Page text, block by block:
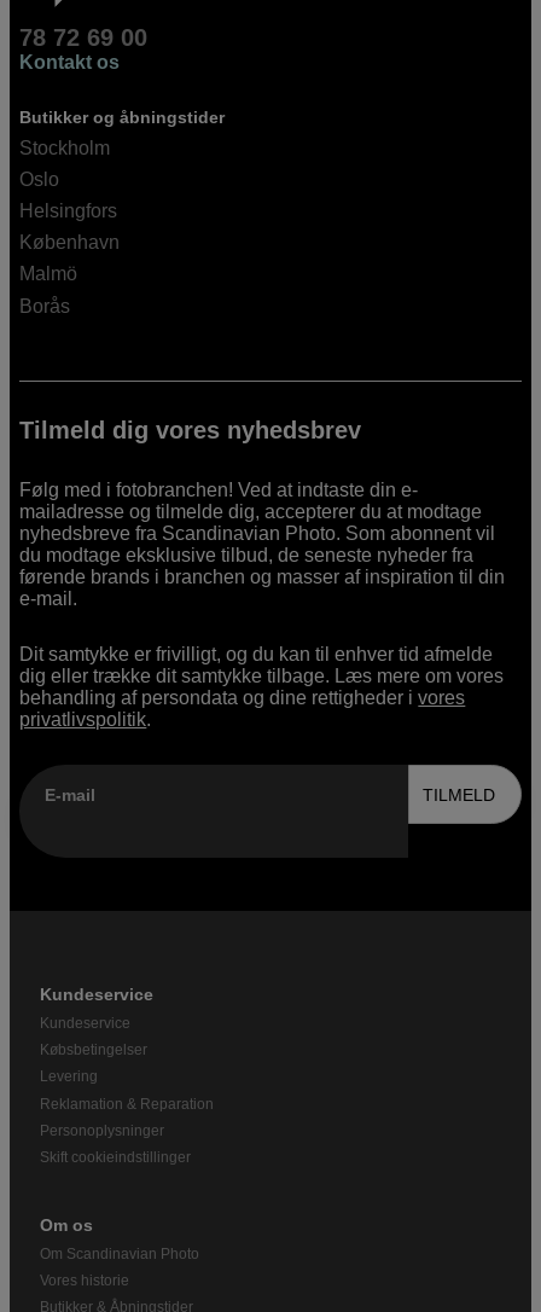
78 72 69 00
Kontakt os
Butikker og åbningstider
Stockholm
Oslo
Helsingfors
København
Malmö
Borås
Tilmeld dig vores nyhedsbrev
Følg med i fotobranchen! Ved at indtaste din e-
mailadresse og tilmelde dig, accepterer du at modtage
nyhedsbreve fra Scandinavian Photo. Som abonnent vil
du modtage eksklusive tilbud, de seneste nyheder fra
førende brands i branchen og masser af inspiration til din
e-mail.
Dit samtykke er frivilligt, og du kan til enhver tid afmelde
dig eller trække dit samtykke tilbage. Læs mere om vores
behandling af persondata og dine rettigheder ivores
privatlivspolitik.
E-mail TILMELD
Kundeservice
Kundeservice
Købsbetingelser
Levering
Reklamation & Reparation
Personoplysninger
Skift cookieindstillinger
Om os
Om Scandinavian Photo
Vores historie
Butikker & Åbningstider